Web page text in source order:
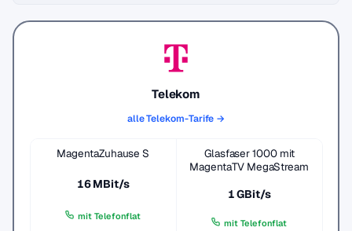
Telekom
alle Telekom-Tarife →
MagentaZuhause S
16 MBit/s
mit Telefonflat
Glasfaser 1000 mit
MagentaTV MegaStream
1 GBit/s
mit Telefonflat